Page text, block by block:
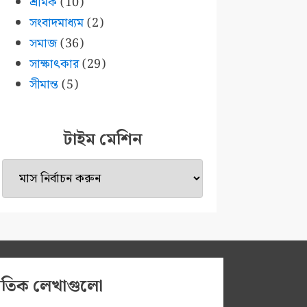
সংবাদমাধ্যম(2)
সমাজ(36)
সাক্ষাৎকার(29)
সীমান্ত(5)
টাইম মেশিন
টাইম
মেশিন
লেখাগুলো